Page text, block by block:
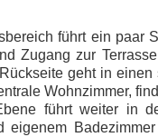
führt ein paar
Zugang zur
geht in
Wohnzimmer,
führt weiter in
eigenem